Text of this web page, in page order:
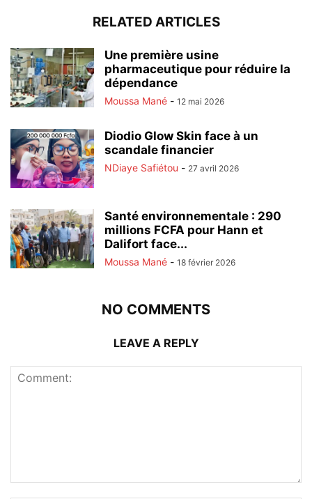
RELATED ARTICLES
Une première usine
pharmaceutique pour réduire la
dépendance
Moussa Mané - 12 mai 2026
Diodio Glow Skin face à un
scandale financier
NDiaye Safiétou - 27 avril 2026
Santé environnementale : 290
millions FCFA pour Hann et
Dalifort face...
Moussa Mané - 18 février 2026
NO COMMENTS
LEAVE A REPLY